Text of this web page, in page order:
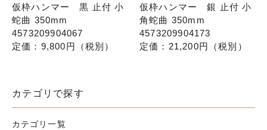
仮枠ハンマー 黒 止付 小
蛇曲 350mm
4573209904067
定価：9,800円（税別）
仮枠ハンマー 銀 止付 小
角蛇曲 350mm
4573209904173
定価：21,200円（税別）
カテゴリで探す
カテゴリ一覧